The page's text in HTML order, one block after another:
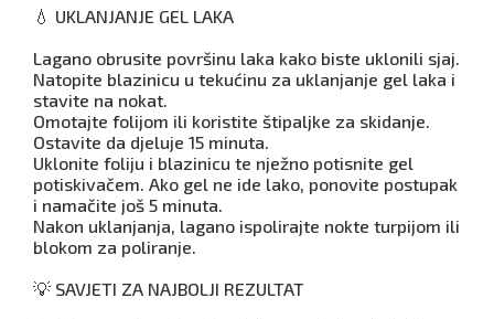
💧 UKLANJANJE GEL LAKA
Lagano obrusite površinu laka kako biste uklonili sjaj.
Natopite blazinicu u tekućinu za uklanjanje gel laka i
stavite na nokat.
Omotajte folijom ili koristite štipaljke za skidanje.
Ostavite da djeluje 15 minuta.
Uklonite foliju i blazinicu te nježno potisnite gel
potiskivačem. Ako gel ne ide lako, ponovite postupak
i namačite još 5 minuta.
Nakon uklanjanja, lagano ispolirajte nokte turpijom ili
blokom za poliranje.
💡 SAVJETI ZA NAJBOLJI REZULTAT